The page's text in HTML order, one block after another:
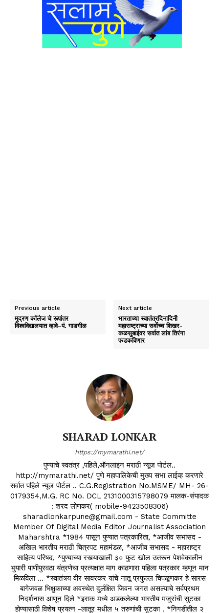
Previous article
मुद्रण कॉलेज चे रूपांतर
विश्वविद्यालयात व्हावे–पं. गाडगीळ
Next article
भारताच्या स्वातंत्रदिनादिनी
महाराष्ट्राच्या सर्वोच्च शिखर-
कळसुबाईवर सर्वात लांब तिरंगा
फडकविणार
SHARAD LONKAR
https://mymarathi.net/
पुण्याचे स्वतंत्र ,पहिले,ऑनलाइन मराठी न्यूज पोर्टल..
http://mymarathi.net/ पुणे महापालिकेची मुख्य सभा लाईव्ह करणारे
सर्वात पहिले न्यूज पोर्टल .. C.G.Registration No.MSME/ MH- 26-
0179354,M.G. RC No. DCL 2131000315798079 मालक-संपादक
: शरद लोणकर( mobile-9423508306)
sharadlonkarpune@gmail.com - State Committe
Member Of Digital Media Editor Journalist Association
Maharshtra *1984 पासून पुण्यात पत्रकारिता, *आजीव सभासद -
अखिल भारतीय मराठी चित्रपट महामंडळ, *आजीव सभासद - महाराष्ट्र
साहित्य परिषद, *पुण्याच्या रस्त्याखाली ३० फुट खोल उतरून पेशवेकालीन
भुयारी पाणीपुरवठा यंत्रणेचा प्रत्यक्षात माग काढणारा पहिला पत्रकार म्हणून मान
मिळविला ... *स्वातंत्र्य वीर सावरकर यांचे नातू प्रफुल्ल चिपळूणकर हे सारस
बागेजवळ भिक्षुकाच्या अवस्थेत दुर्लक्षित जिवन जगत असल्याचे सर्वप्रथम
निदर्शनास आणून दिले *इराक मध्ये अडकलेल्या भारतीय मजुरांची सुटका
होण्यासाठी विशेष प्रयत्न -लातूर मधील ५ तरुणांची सुटका . *निगडीतील २